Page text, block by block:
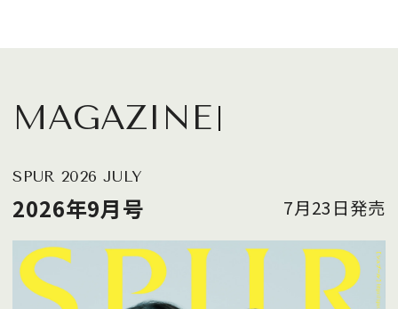
MAGAZINE
SPUR 2026 JULY
2026年9月号 7月23日発売